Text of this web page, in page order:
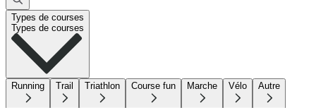
Types de courses
Types de courses
Running Trail Triathlon Course fun Marche Vélo Autre